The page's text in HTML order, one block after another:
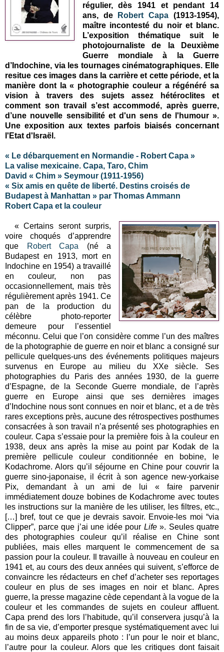
régulier, dès 1941 et pendant 14
ans, de
Robert Capa (1913-1954),
maître incontesté du noir et blanc.
L’exposition thématique suit le
photojournaliste de la Deuxième
Guerre mondiale à la Guerre
d’Indochine, via les tournages cinématographiques. Elle
resitue ces images dans la carrière et cette période, et la
manière dont la « photographie couleur a régénéré sa
vision à travers des sujets assez hétéroclites et
comment son travail s’est accommodé, après guerre,
d’une nouvelle sensibilité et d'un sens de l'humour ».
Une exposition aux textes parfois biaisés concernant
l'Etat d'Israël.
« Le débarquement en Normandie - Robert Capa »
La valise mexicaine. Capa, Taro, Chim
David « Chim » Seymour (1911-1956)
« Six amis en quête de liberté. Destins croisés de
Budapest à Manhattan » par Thomas Ammann
Robert Capa et la couleur
« Certains seront surpris,
voire choqués d’apprendre
que
Robert Capa (né a
Budapest en 1913, mort en
Indochine en 1954) a travaillé
en couleur, non pas
occasionnellement, mais très
régulièrement après 1941. Ce
pan de la production du
célèbre photo-reporter
demeure pour l’essentiel
méconnu. Celui que l’on considère comme l’un des maîtres
de la photographie de guerre en noir et blanc a consigné sur
pellicule quelques-uns des événements politiques majeurs
survenus en Europe au milieu du XXe siècle. Ses
photographies du Paris des années 1930, de la guerre
d’Espagne, de la Seconde Guerre mondiale, de l’après
guerre en Europe ainsi que ses dernières images
d’Indochine nous sont connues en noir et blanc, et a de très
rares exceptions près, aucune des rétrospectives posthumes
consacrées à son travail n’a présenté ses photographies en
couleur. Capa s’essaie pour la première fois à la couleur en
1938, deux ans après la mise au point par Kodak de la
première pellicule couleur conditionnée en bobine, le
Kodachrome. Alors qu’il séjourne en Chine pour couvrir la
guerre sino-japonaise, il écrit à son agence new-yorkaise
Pix, demandant à un ami de lui « faire parvenir
immédiatement douze bobines de Kodachrome avec toutes
les instructions sur la manière de les utiliser, les filtres, etc.,
[…] bref, tout ce que je devrais savoir. Envoie-les moi “via
Clipper”, parce que j’ai une idée pour Life ». Seules quatre
des photographies couleur qu’il réalise en Chine sont
publiées, mais elles marquent le commencement de sa
passion pour la couleur. Il travaille à nouveau en couleur en
1941 et, au cours des deux années qui suivent, s’efforce de
convaincre les rédacteurs en chef d’acheter ses reportages
couleur en plus de ses images en noir et blanc. Apres
guerre, la presse magazine cède cependant à la vogue de la
couleur et les commandes de sujets en couleur affluent.
Capa prend des lors l’habitude, qu’il conservera jusqu’à la
fin de sa vie, d’emporter presque systématiquement avec lui
au moins deux appareils photo : l’un pour le noir et blanc,
l’autre pour la couleur. Alors que les critiques dont faisait